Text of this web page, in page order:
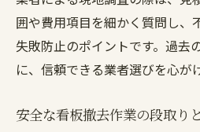
看板撤去業者の許可
う
店舗テント撤去も含め
囲や費用項目を細かく質問し、
失敗防止のポイントです。過去
に、信頼できる業者選びを心が
安全な看板撤去作業の段取り